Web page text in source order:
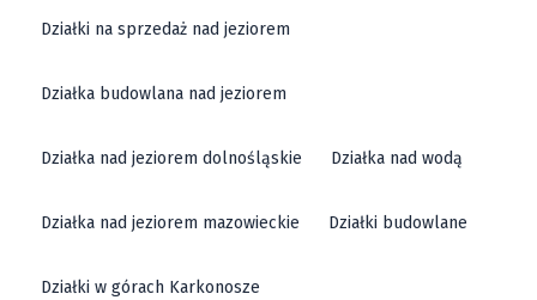
Działki na sprzedaż nad jeziorem
Działka budowlana nad jeziorem
Działka nad jeziorem dolnośląskie Działka nad wodą
Działka nad jeziorem mazowieckie Działki budowlane
Działki w górach Karkonosze